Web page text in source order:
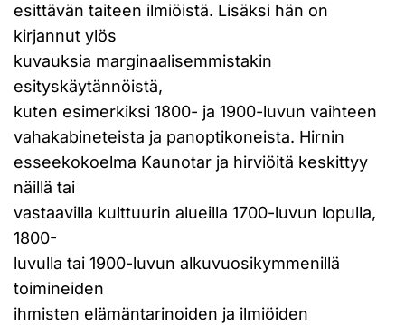
esittävän taiteen ilmiöistä. Lisäksi hän on
kirjannut ylös
kuvauksia marginaalisemmistakin
esityskäytännöistä,
kuten esimerkiksi 1800- ja 1900-luvun vaihteen
vahakabineteista ja panoptikoneista. Hirnin
esseekokoelma Kaunotar ja hirviöitä keskittyy
näillä tai
vastaavilla kulttuurin alueilla 1700-luvun lopulla,
1800-
luvulla tai 1900-luvun alkuvuosikymmenillä
toimineiden
ihmisten elämäntarinoiden ja ilmiöiden